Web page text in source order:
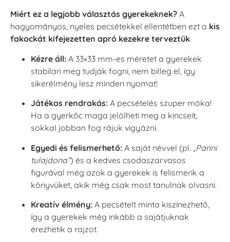
Miért ez a legjobb választás gyerekeknek? A
hagyományos, nyeles pecsétekkel ellentétben ezt a kis
fakockát kifejezetten apró kezekre terveztük.
Kézre áll: A 33×33 mm-es méretet a gyerekek
stabilan meg tudják fogni, nem billeg el, így
sikerélmény lesz minden nyomat!
Játékos rendrakás: A pecsételés szuper móka!
Ha a gyerkőc maga jelölheti meg a kincseit,
sokkal jobban fog rájuk vigyázni.
Egyedi és felismerhető: A saját névvel (pl. „Panni
tulajdona”) és a kedves csodaszarvasos
figurával még azok a gyerekek is felismerik a
könyvüket, akik még csak most tanulnak olvasni.
Kreatív élmény: A pecsételt minta kiszínezhető,
így a gyerekek még inkább a sajátjuknak
érezhetik a rajzot.